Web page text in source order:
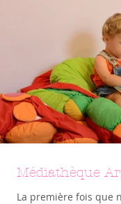
Médiathèque
La première fois que